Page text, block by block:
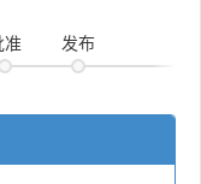
准 发布